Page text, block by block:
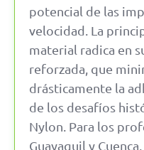
potencial de las
velocidad. La
material radica en
reforzada, que
drásticamente la
de los desafíos
Nylon. Para los
Guayaquil y Cuenca,